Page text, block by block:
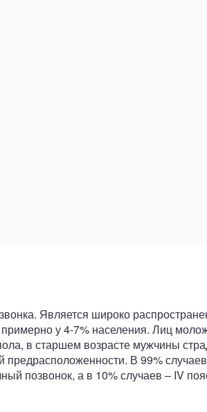
Является широко
у 4-7% населения. Лиц
в старшем возрасте мужчины
В 99%
позвонок, а в 10% случаев – IV